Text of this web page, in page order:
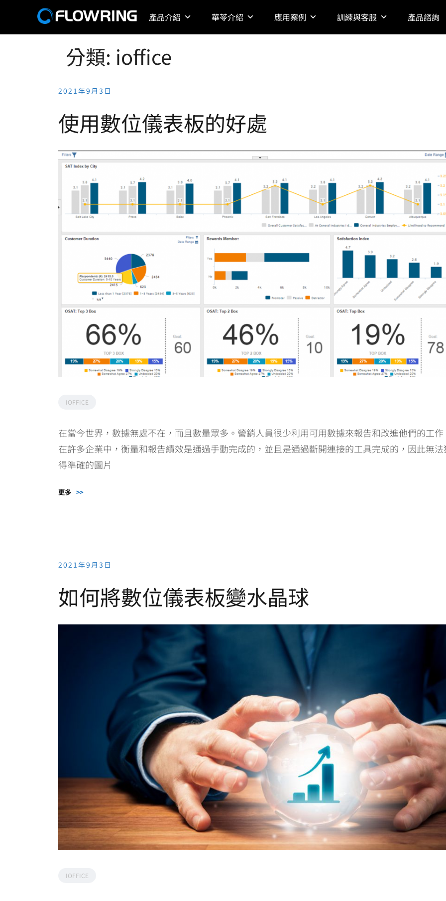
content
產品介紹 華苓介紹 應用案例 訓練與客服 產品諮詢
分類: ioffice
2021年9月3日
使用數位儀表板的好處
IOFFICE
在當今世界，數據無處不在，而且數量眾多。營銷人員很少利用可用數據來報告和改進他們的工作
在許多企業中，衡量和報告績效是通過手動完成的，並且是通過斷開連接的工具完成的，因此無法
得準確的圖片
更多 >>
2021年9月3日
如何將數位儀表板變水晶球
IOFFICE